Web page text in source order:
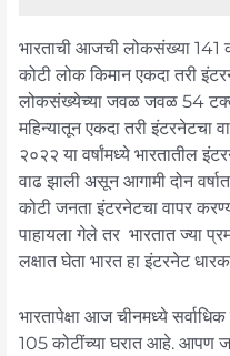
भारताची आजची लोकसंख्या 141
कोटी लोक किमान एकदा तरी
लोकसंख्येच्या जवळ जवळ 54 टक्के
महिन्यातून एकदा तरी इंटरनेटचा
२०२२ या वर्षांमध्ये भारतातील
वाढ झाली असून आगामी दोन
कोटी जनता इंटरनेटचा वापर
पाहायला गेले तर भारतात ज्या
लक्षात घेता भारत हा इंटरनेट
भारतापेक्षा आज चीनमध्ये
105 कोटींच्या घरात आहे. आपण